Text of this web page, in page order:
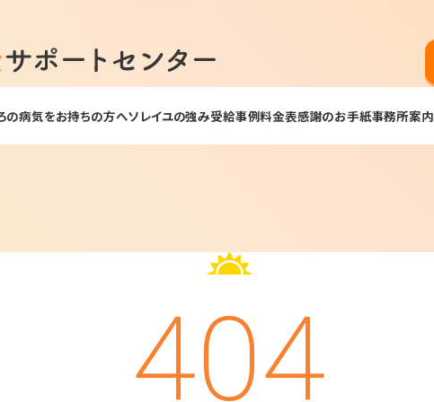
の病気をお持ちの方へソレイユの強み受給事例料金表感謝のお手紙事務所案内
404